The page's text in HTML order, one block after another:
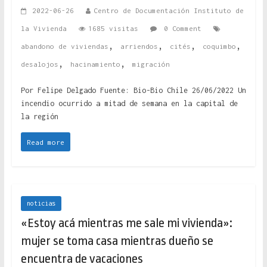
2022-06-26 Centro de Documentación Instituto de
la Vivienda 1685 visitas 0 Comment
abandono de viviendas , arriendos , cités , coquimbo ,
desalojos , hacinamiento , migración
Por Felipe Delgado Fuente: Bio-Bio Chile 26/06/2022 Un
incendio ocurrido a mitad de semana en la capital de
la región
Read more
noticias
«Estoy acá mientras me sale mi vivienda»:
mujer se toma casa mientras dueño se
encuentra de vacaciones